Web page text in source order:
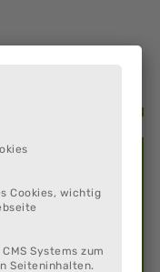
Cookies, wichtig
Systems zum
Seiteninhalten.
1996 von 12
Terminabsprachen
04144/235530.